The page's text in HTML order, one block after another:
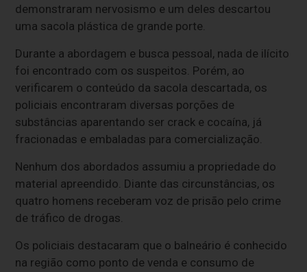
demonstraram nervosismo e um deles descartou
uma sacola plástica de grande porte.
Durante a abordagem e busca pessoal, nada de ilícito
foi encontrado com os suspeitos. Porém, ao
verificarem o conteúdo da sacola descartada, os
policiais encontraram diversas porções de
substâncias aparentando ser crack e cocaína, já
fracionadas e embaladas para comercialização.
Nenhum dos abordados assumiu a propriedade do
material apreendido. Diante das circunstâncias, os
quatro homens receberam voz de prisão pelo crime
de tráfico de drogas.
Os policiais destacaram que o balneário é conhecido
na região como ponto de venda e consumo de